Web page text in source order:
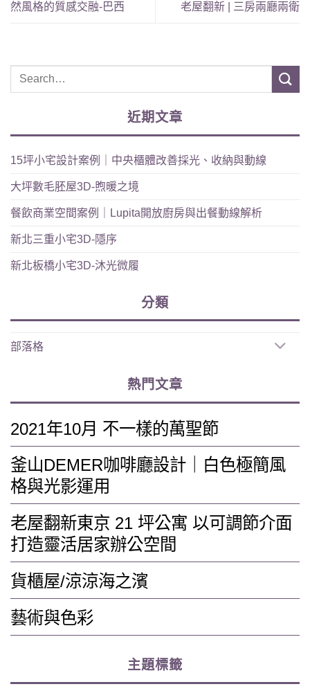
然風格的質感交融-巴西
老屋翻新 | 三房兩廳兩衛
近期文章
15坪小宅設計案例｜中央櫃體改善採光、收納與動線
大坪數毛胚屋3D-煦暖之境
餐飲商業空間案例｜Lupita開放廚房與出餐動線解析
新北三重小宅3D-隱序
新北板橋小宅3D-沐光微履
分類
部落格
熱門文章
2021年10月 不一樣的萬聖節
釜山DEMER咖啡廳設計｜白色極簡風
格與光影運用
老屋翻新東京 21 坪公寓 以可調節介面
打造靈活居家辦公空間
貨櫃屋/涼涼海之濱
藝術與色彩
主題標籤